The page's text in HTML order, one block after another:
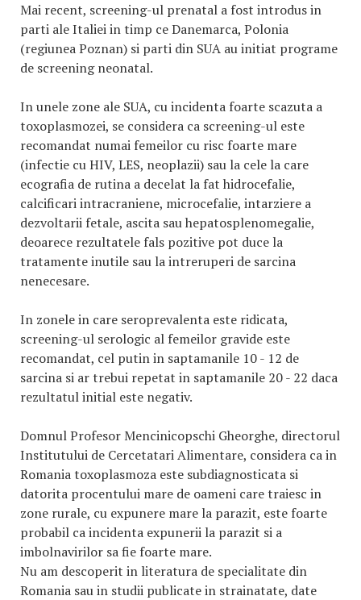
Mai recent, screening-ul prenatal a fost introdus in
parti ale Italiei in timp ce Danemarca, Polonia
(regiunea Poznan) si parti din SUA au initiat programe
de screening neonatal.
In unele zone ale SUA, cu incidenta foarte scazuta a
toxoplasmozei, se considera ca screening-ul este
recomandat numai femeilor cu risc foarte mare
(infectie cu HIV, LES, neoplazii) sau la cele la care
ecografia de rutina a decelat la fat hidrocefalie,
calcificari intracraniene, microcefalie, intarziere a
dezvoltarii fetale, ascita sau hepatosplenomegalie,
deoarece rezultatele fals pozitive pot duce la
tratamente inutile sau la intreruperi de sarcina
nenecesare.
In zonele in care seroprevalenta este ridicata,
screening-ul serologic al femeilor gravide este
recomandat, cel putin in saptamanile 10 - 12 de
sarcina si ar trebui repetat in saptamanile 20 - 22 daca
rezultatul initial este negativ.
Domnul Profesor Mencinicopschi Gheorghe, directorul
Institutului de Cercetatari Alimentare, considera ca in
Romania toxoplasmoza este subdiagnosticata si
datorita procentului mare de oameni care traiesc in
zone rurale, cu expunere mare la parazit, este foarte
probabil ca incidenta expunerii la parazit si a
imbolnavirilor sa fie foarte mare.
Nu am descoperit in literatura de specialitate din
Romania sau in studii publicate in strainatate, date